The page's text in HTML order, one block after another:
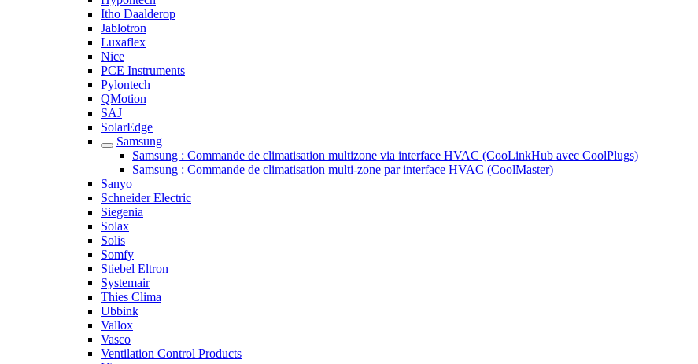
Itho Daalderop
Jablotron
Luxaflex
Nice
PCE Instruments
Pylontech
QMotion
SAJ
SolarEdge
Samsung
Samsung : Commande de climatisation multizone via interface HVAC (CooLinkHub avec CoolPlugs)
Samsung : Commande de climatisation multi-zone par interface HVAC (CoolMaster)
Sanyo
Schneider Electric
Siegenia
Solax
Solis
Somfy
Stiebel Eltron
Systemair
Thies Clima
Ubbink
Vallox
Vasco
Ventilation Control Products